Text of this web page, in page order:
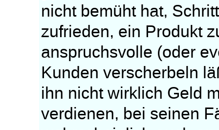
nicht bemüht hat,
zufrieden, ein Produkt
anspruchsvolle (oder
Kunden verscherbeln
ihn nicht wirklich Geld
verdienen, bei seinen